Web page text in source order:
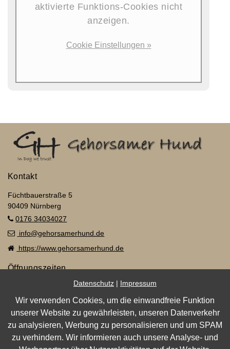
aktivierte Funktions-Cookies nicht
anzeigen.
Cookie Einstellungen »
Kontakt
Füchtbauerstraße 5
90409 Nürnberg
0176 34034027
info@gehorsamerhund.de
https://www.gehorsamerhund.de
Öffnungszeiten
09:00–19:00 Uhr
Fr.–Sa.
09:00–14:00 Uhr
Impressum | Datenschutz
Barrierefreiheit
Datenschutz | Impressum
Wir verwenden Cookies, um die einwandfreie Funktion
unserer Website zu gewährleisten, unseren Datenverkehr
zu analysieren, Werbung zu personalisieren und um SPAM
zu verhindern. Wir informieren auch unsere Analyse- und